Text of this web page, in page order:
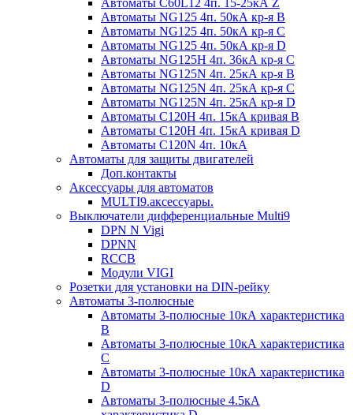
Автоматы NG125 4п. 50кА кр-я B
Автоматы NG125 4п. 50кА кр-я C
Автоматы NG125 4п. 50кА кр-я D
Автоматы NG125H 4п. 36кА кр-я C
Автоматы NG125N 4п. 25кА кр-я B
Автоматы NG125N 4п. 25кА кр-я C
Автоматы NG125N 4п. 25кА кр-я D
Автоматы С120H 4п. 15кА кривая B
Автоматы С120H 4п. 15кА кривая D
Автоматы С120N 4п. 10кА
Автоматы для защиты двигателей
Доп.контакты
Аксессуары для автоматов
MULTI9.аксессуары.
Выключатели дифференциальные Multi9
DPN N Vigi
DPNN
RCCB
Модули VIGI
Розетки для установки на DIN-рейку
Автоматы 3-полюсные
Автоматы 3-полюсные 10кА характеристика
B
Автоматы 3-полюсные 10кА характеристика
C
Автоматы 3-полюсные 10кА характеристика
D
Автоматы 3-полюсные 4.5кА